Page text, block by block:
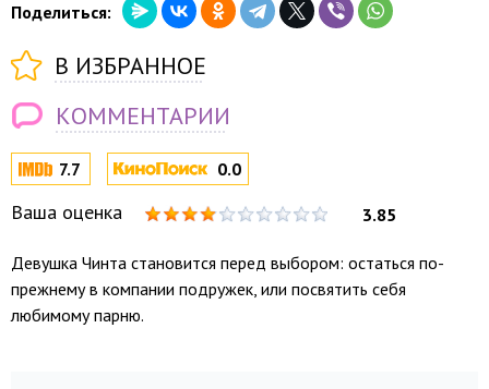
7.7 0.0
Ваша оценка 3.85
Девушка Чинта становится перед выбором: остаться по-
прежнему в компании подружек, или посвятить себя
любимому парню.
Поделиться:
В ИЗБРАННОЕ
КОММЕНТАРИИ